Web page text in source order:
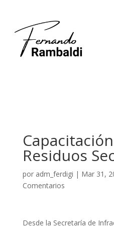
Residuos
por adm_ferdigi | Mar 31,
Comentarios
Desde la Secretaría de